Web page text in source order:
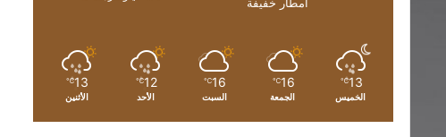
13
℃
الخميس
16
℃
الجمعة
16
℃
السبت
12
℃
الأحد
13
℃
الأثنين